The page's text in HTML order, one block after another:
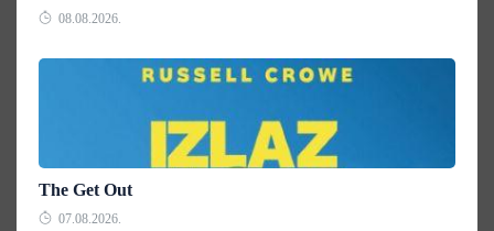
08.08.2026.
The Get Out
07.08.2026.